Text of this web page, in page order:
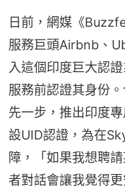
日前，網媒《
服務巨頭Airbnb、
入這個印度巨大認
服務前認證其身份
先一步，推出印度
設UID認證，為在
障，「如果我想聘
者對話會讓我覺得